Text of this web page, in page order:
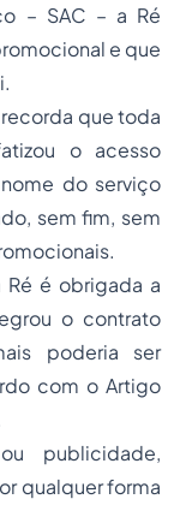
– SAC – a Ré
e que
que toda
o acesso
do serviço
sem fim, sem
é obrigada a
o contrato
poderia ser
com o Artigo
publicidade,
qualquer forma